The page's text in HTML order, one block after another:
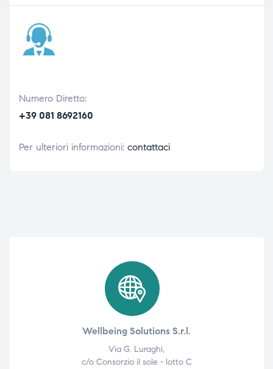
Numero Diretto:
+39 081 8692160
Per ulteriori informazioni: contattaci
Wellbeing Solutions S.r.l.
Via G. Luraghi,
c/o Consorzio il sole - lotto C